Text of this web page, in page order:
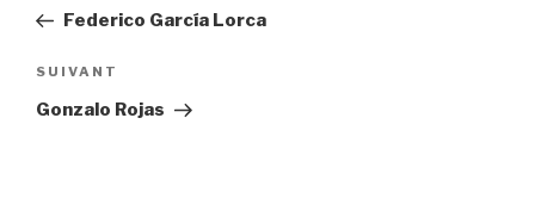
l’article
précédent
Federico García Lorca
Article
suivant
SUIVANT
Gonzalo Rojas